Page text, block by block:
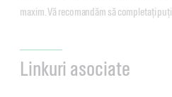
maxim. Vă recomandăm să completați
Linkuri asociate